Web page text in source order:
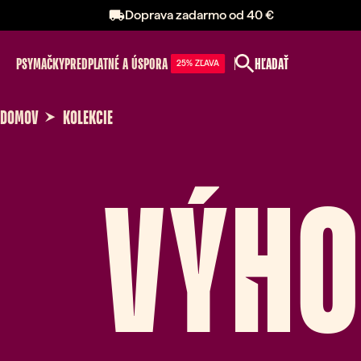
Doprava zadarmo od 40 €
PSYMAČKYPREDPLATNÉ A ÚSPORA 25% ZĽAVA HĽADAŤ
DOMOV KOLEKCIE